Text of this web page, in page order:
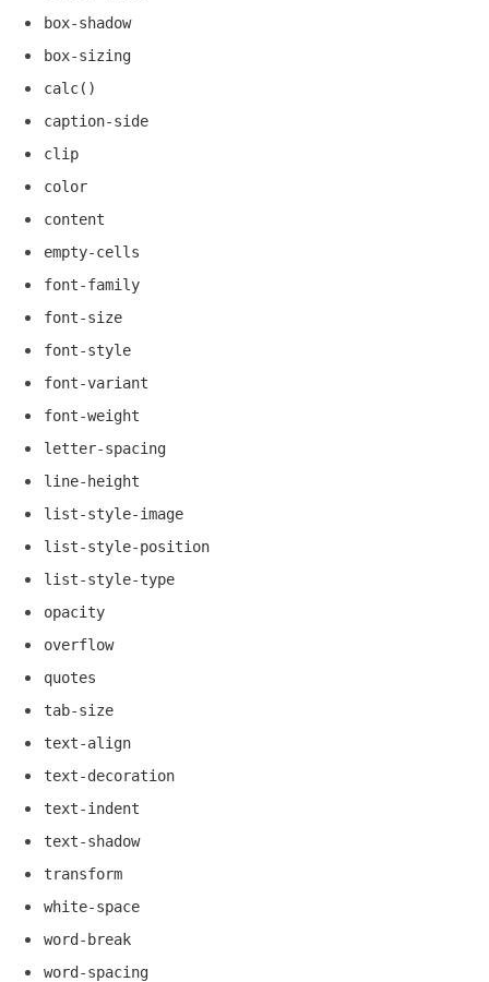
box-shadow
box-sizing
calc()
caption-side
clip
color
content
empty-cells
font-family
font-size
font-style
font-variant
font-weight
letter-spacing
line-height
list-style-image
list-style-position
list-style-type
opacity
overflow
quotes
tab-size
text-align
text-decoration
text-indent
text-shadow
transform
white-space
word-break
word-spacing